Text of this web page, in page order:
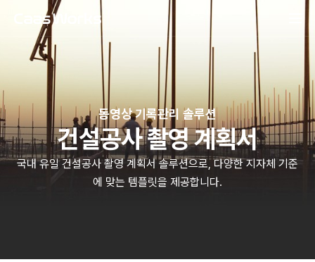
동영상 기록관리 솔루션
건설공사 촬영 계획서
국내 유일 건설공사 촬영 계획서 솔루션으로, 다양한 지자체 기준
에 맞는 템플릿을 제공합니다.